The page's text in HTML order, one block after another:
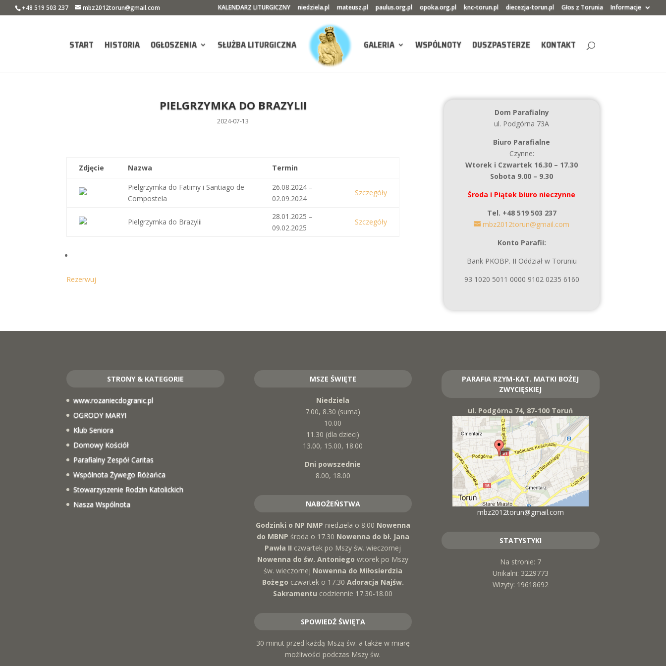
+48 519 503 237 mbz2012torun@gmail.com KALENDARZ LITURGICZNY niedziela.pl mateusz.pl paulus.org.pl opoka.org.pl knc-torun.pl diecezja-torun.pl Głos z Torunia Informacje
START HISTORIA OGŁOSZENIA SŁUŻBA LITURGICZNA GALERIA WSPÓLNOTY DUSZPASTERZE KONTAKT
PIELGRZYMKA DO BRAZYLII
2024-07-13
Zdjęcie Nazwa Termin
Pielgrzymka do Fatimy i Santiago de
Compostela
26.08.2024 –
02.09.2024
Szczegóły
Pielgrzymka do Brazylii
28.01.2025 –
09.02.2025
Szczegóły
Rezerwuj
Dom Parafialny
ul. Podgórna 73A
Biuro Parafialne
Czynne:
Wtorek i Czwartek 16.30 – 17.30
Sobota 9.00 – 9.30
Środa i Piątek biuro nieczynne
Tel. +48 519 503 237
mbz2012torun@gmail.com
Konto Parafii:
Bank PKOBP. II Oddział w Toruniu
93 1020 5011 0000 9102 0235 6160
STRONY & KATEGORIE
www.rozaniecdogranic.pl
OGRODY MARYI
Klub Seniora
Domowy Kościół
Parafialny Zespół Caritas
Wspólnota Żywego Różańca
Stowarzyszenie Rodzin Katolickich
Nasza Wspólnota
MSZE ŚWIĘTE
Niedziela
7.00, 8.30 (suma)
10.00
11.30 (dla dzieci)
13.00, 15.00, 18.00
Dni powszednie
8.00, 18.00
NABOŻEŃSTWA
Godzinki o NP NMP niedziela o 8.00 Nowenna
do MBNP środa o 17.30 Nowenna do bł. Jana
Pawła II czwartek po Mszy św. wieczornej
Nowenna do św. Antoniegowtorek po Mszy
św. wieczornej Nowenna do Miłosierdzia
Bożego czwartek o 17.30 Adoracja Najśw.
Sakramentu codziennie 17.30-18.00
SPOWIEDŹ ŚWIĘTA
30 minut przed każdą Mszą św. a także w miarę
możliwości podczas Mszy św.
PARAFIA RZYM-KAT. MATKI BOŻEJ
ZWYCIĘSKIEJ
ul. Podgórna 74, 87-100 Toruń
mbz2012torun@gmail.com
STATYSTYKI
Na stronie: 7
Unikalni: 3229773
Wizyty: 19618692